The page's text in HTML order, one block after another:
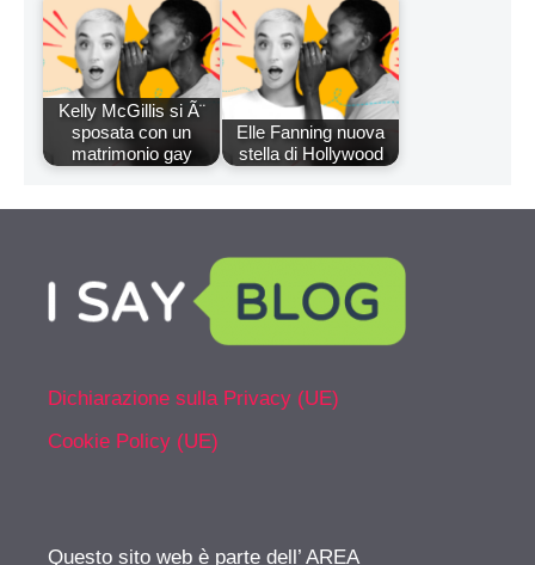
Kelly McGillis si Ã¨
sposata con un
matrimonio gay
Elle Fanning nuova
stella di Hollywood
Dichiarazione sulla Privacy (UE)
Cookie Policy (UE)
Questo sito web è parte dell’ AREA